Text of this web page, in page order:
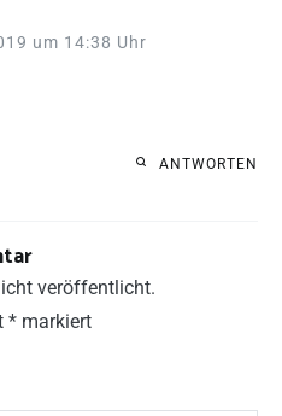
um 14:38 Uhr
ANTWORTEN
veröffentlicht.
* markiert